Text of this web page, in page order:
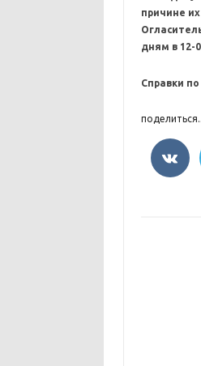
причине
дням в 12-
Справки